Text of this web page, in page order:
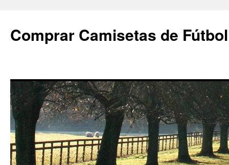
Comprar Camisetas de